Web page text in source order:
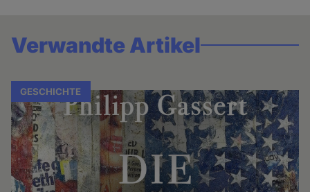
Verwandte Artikel
GESCHICHTE